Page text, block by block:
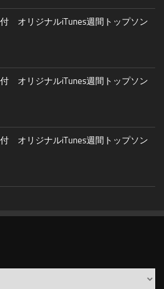
オリジナルiTunes週間トップソン
オリジナルiTunes週間トップソン
オリジナルiTunes週間トップソン